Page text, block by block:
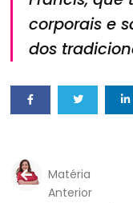
corporais e
dos
Matéria
Anterior